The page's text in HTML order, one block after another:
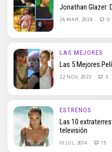
Jonathan Glazer:
26 MAR, 2024 0
LAS MEJORES
Las 5 Mejores
22 NOV, 2023 5
ESTRENOS
Las 10
televisión
10 JUL, 2014 15